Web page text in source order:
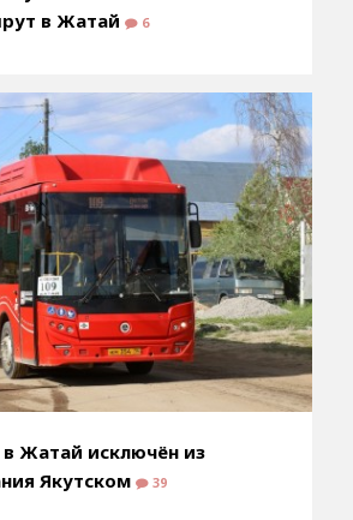
в Жатай
6
Жатай исключён из
Якутском
39